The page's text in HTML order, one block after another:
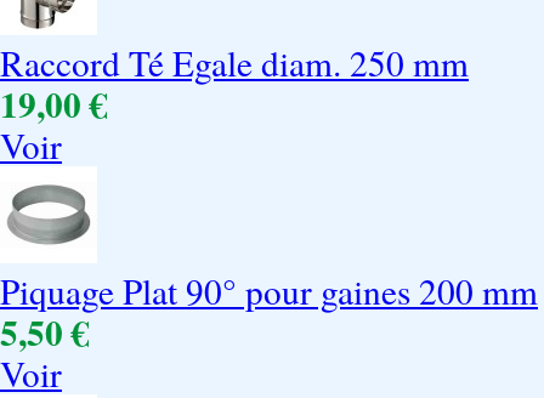
Raccord Té Egale diam. 250 mm
19,00 €
Voir
Piquage Plat 90° pour gaines 200 mm
5,50 €
Voir